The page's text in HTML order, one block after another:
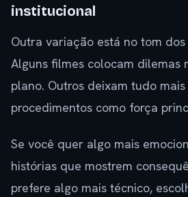
institucional
Outra variação está no tom dos
Alguns filmes colocam dilemas
plano. Outros deixam tudo
procedimentos como força
Se você quer algo mais
histórias que mostrem
prefere algo mais técnico,